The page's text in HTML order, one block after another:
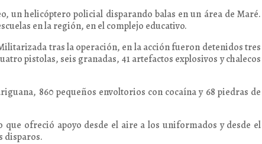
un helicóptero policial disparando balas en un área de Maré.
en la región, en el complejo educativo.
tras la operación, en la acción fueron detenidos tres
pistolas, seis granadas, 41 artefactos explosivos y chalecos
860 pequeños envoltorios con cocaína y 68 piedras de
ofreció apoyo desde el aire a los uniformados y desde el
disparos.